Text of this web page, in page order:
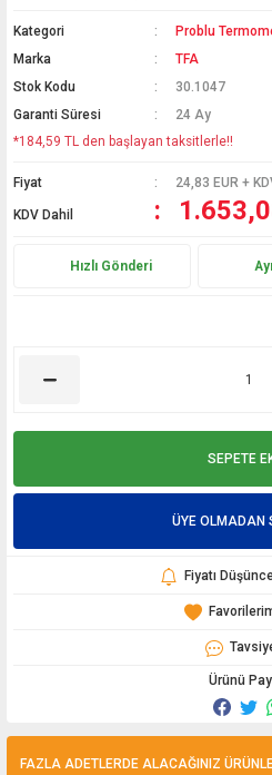
Kategori Problu
Marka
TFA
Stok Kodu
30.1047
Garanti Süresi
24 Ay
*184,59 TL den başlayan taksitlerle!!
Fiyat 24,83 EUR +
KDV Dahil
Hızlı Gönderi
SEPETE
ÜYE OLMADAN
Fiyatı
Ürünü
FAZLA ADETLERDE ALACAĞINIZ